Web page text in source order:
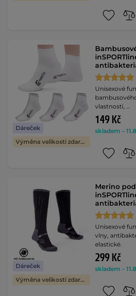
Dáreček
Výměna velikosti zdarma
Unisexové
vlastnosti, …
149 Kč
skladem –
Dáreček
Výměna velikosti zdarma
Merino
Unisexové
vlny,
elastické.
299 Kč
skladem –